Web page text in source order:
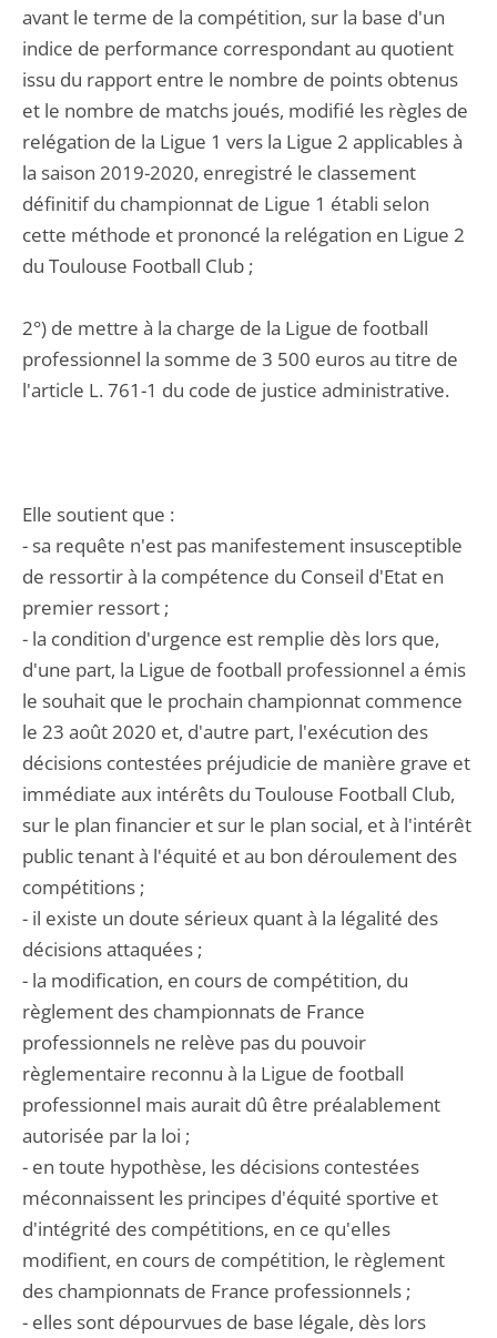
avant le terme de la compétition, sur la base d'un
indice de performance correspondant au quotient
issu du rapport entre le nombre de points obtenus
et le nombre de matchs joués, modifié les règles de
relégation de la Ligue 1 vers la Ligue 2 applicables à
la saison 2019-2020, enregistré le classement
définitif du championnat de Ligue 1 établi selon
cette méthode et prononcé la relégation en Ligue 2
du Toulouse Football Club ;
2°) de mettre à la charge de la Ligue de football
professionnel la somme de 3 500 euros au titre de
l'article L. 761-1 du code de justice administrative.
Elle soutient que :
- sa requête n'est pas manifestement insusceptible
de ressortir à la compétence du Conseil d'Etat en
premier ressort ;
- la condition d'urgence est remplie dès lors que,
d'une part, la Ligue de football professionnel a émis
le souhait que le prochain championnat commence
le 23 août 2020 et, d'autre part, l'exécution des
décisions contestées préjudicie de manière grave et
immédiate aux intérêts du Toulouse Football Club,
sur le plan financier et sur le plan social, et à l'intérêt
public tenant à l'équité et au bon déroulement des
compétitions ;
- il existe un doute sérieux quant à la légalité des
décisions attaquées ;
- la modification, en cours de compétition, du
règlement des championnats de France
professionnels ne relève pas du pouvoir
règlementaire reconnu à la Ligue de football
professionnel mais aurait dû être préalablement
autorisée par la loi ;
- en toute hypothèse, les décisions contestées
méconnaissent les principes d'équité sportive et
d'intégrité des compétitions, en ce qu'elles
modifient, en cours de compétition, le règlement
des championnats de France professionnels ;
- elles sont dépourvues de base légale, dès lors